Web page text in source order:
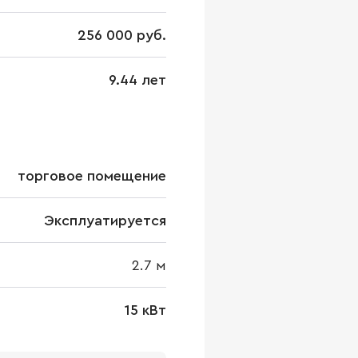
256 000 руб.
9.44 лет
торговое помещение
Эксплуатируется
2.7 м
15 кВт